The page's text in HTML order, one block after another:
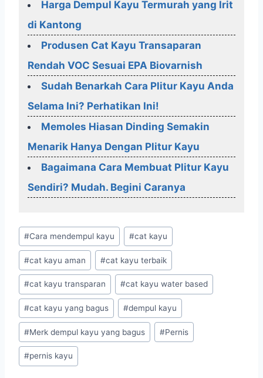
Harga Dempul Kayu Termurah yang Irit
di Kantong
Produsen Cat Kayu Transaparan
Rendah VOC Sesuai EPA Biovarnish
Sudah Benarkah Cara Plitur Kayu Anda
Selama Ini? Perhatikan Ini!
Memoles Hiasan Dinding Semakin
Menarik Hanya Dengan Plitur Kayu
Bagaimana Cara Membuat Plitur Kayu
Sendiri? Mudah. Begini Caranya
Post
Tags:
#Cara mendempul kayu #cat kayu
#cat kayu aman #cat kayu terbaik
#cat kayu transparan #cat kayu water based
#cat kayu yang bagus #dempul kayu
#Merk dempul kayu yang bagus #Pernis
#pernis kayu